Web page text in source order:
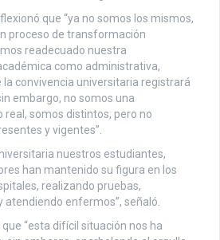
que “ya no somos los mismos,
proceso de transformación
readecuado nuestra
como administrativa,
convivencia universitaria registrará
embargo, no somos una
real, somos distintos, pero no
y vigentes”.
nuestros estudiantes,
han mantenido su figura en los
realizando pruebas,
atendiendo enfermos”, señaló.
“esta difícil situación nos ha